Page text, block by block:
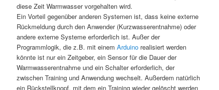
diese Zeit Warmwasser vorgehalten wird.
Ein Vorteil gegenüber anderen Systemen ist, dass keine externe
Rückmeldung durch den Anwender (Kurzwasserentnahme) oder
andere externe Systeme erforderlich ist. Außer der
Programmlogik, die z.B. mit einemArduino realisiert werden
könnte ist nur ein Zeitgeber, ein Sensor für die Dauer der
Warmwasserentnahme und ein Schalter erforderlich, der
zwischen Training und Anwendung wechselt. Außerdem natürlich
ein Rückstellknopf, mit dem ein Training wieder gelöscht werden